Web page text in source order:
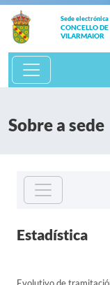
Sede electrónica
CONCELLO DE
VILARMAIOR
Sobre a sede
Estadística